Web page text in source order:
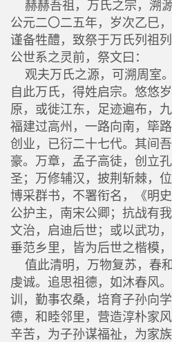
赫赫吾祖，万氏之宗，溯
公元二〇二五年，岁次乙巳
谨备牲醴，致祭于万氏列祖
公世系之灵前，祭文曰：
观夫万氏之源，可溯周室
自此万氏，得姓启宗。悠悠
原，或徙江东，足迹遍布，
福建过高州，一路向南，筚
创业，已衍二十七代。其间
豪。万章，孟子高徒，创立
圣；万修辅汉，披荆斩棘，
博采群书，不署衔名，《明
公护主，南宋公卿；抗战有
文治，启迪后世；或以武功
垂范乡里，皆为后世之楷模，
值此清明，万物复苏，春
虔诚。追思祖德，如沐春风
训，勤事农桑，培育子孙向
德，和睦邻里，营造淳朴家
辛苦，为子孙谋福祉，为家